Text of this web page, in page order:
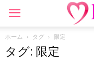
ホーム タグ 限定
タグ: 限定